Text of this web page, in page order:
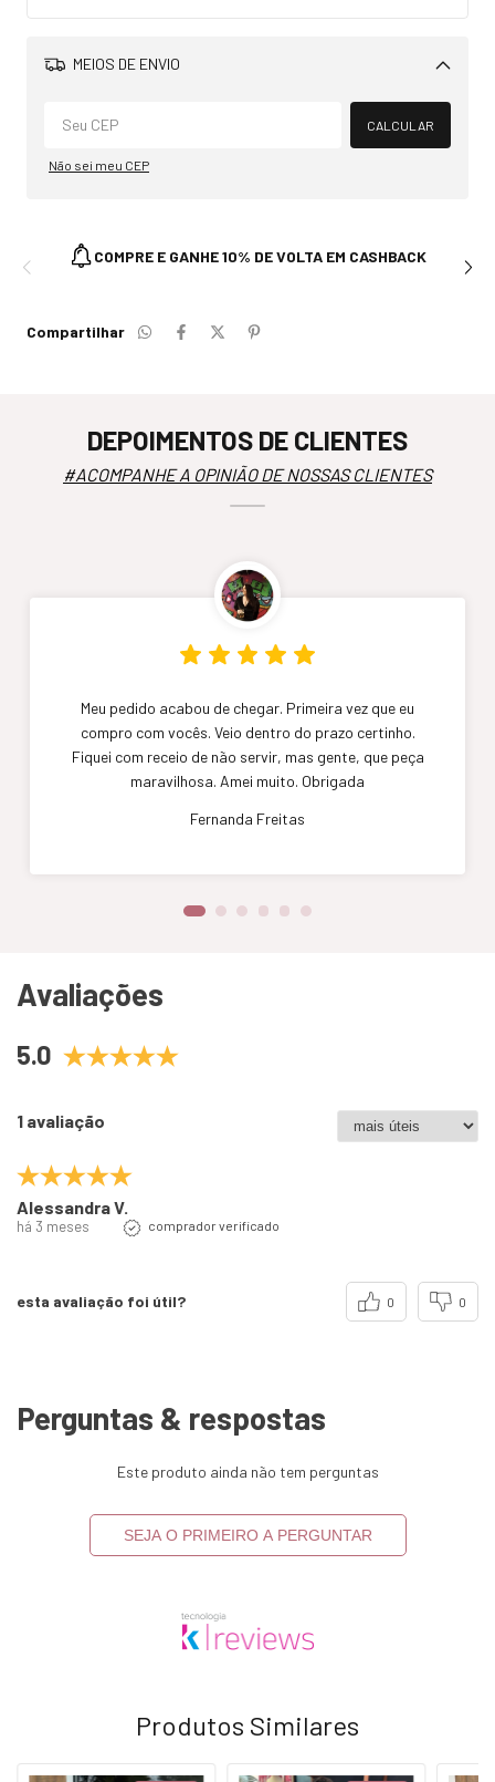
MEIOS DE ENVIO
Alterar CEP
CALCULAR
Não sei meu CEP
COMPRE E GANHE 10% DE VOLTA EM CASHBACK
Compartilhar
DEPOIMENTOS DE CLIENTES
#ACOMPANHE A OPINIÃO DE NOSSAS CLIENTES
Meu pedido acabou de chegar. Primeira vez que eu
compro com vocês. Veio dentro do prazo certinho.
Fiquei com receio de não servir, mas gente, que peça
maravilhosa. Amei muito. Obrigada
Fernanda Freitas
Avaliações
5.0
1 avaliação
Alessandra V.
há 3 meses comprador verificado
esta avaliação foi útil? 0 0
Perguntas & respostas
Este produto ainda não tem perguntas
SEJA O PRIMEIRO A PERGUNTAR
Produtos Similares